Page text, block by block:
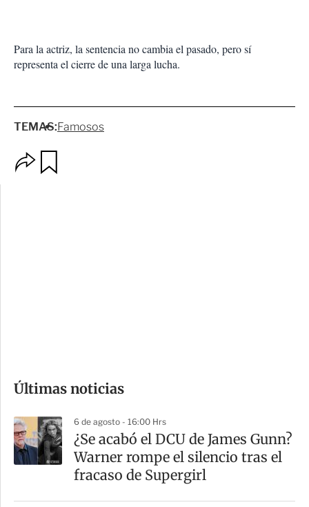
Para la actriz, la sentencia no cambia el pasado, pero sí
representa el cierre de una larga lucha.
TEMAS:Famosos
m
a
r
t
Últimas noticias
6 de agosto - 16:00 Hrs
¿Se acabó el DCU de James Gunn?
Warner rompe el silencio tras el
fracaso de Supergirl